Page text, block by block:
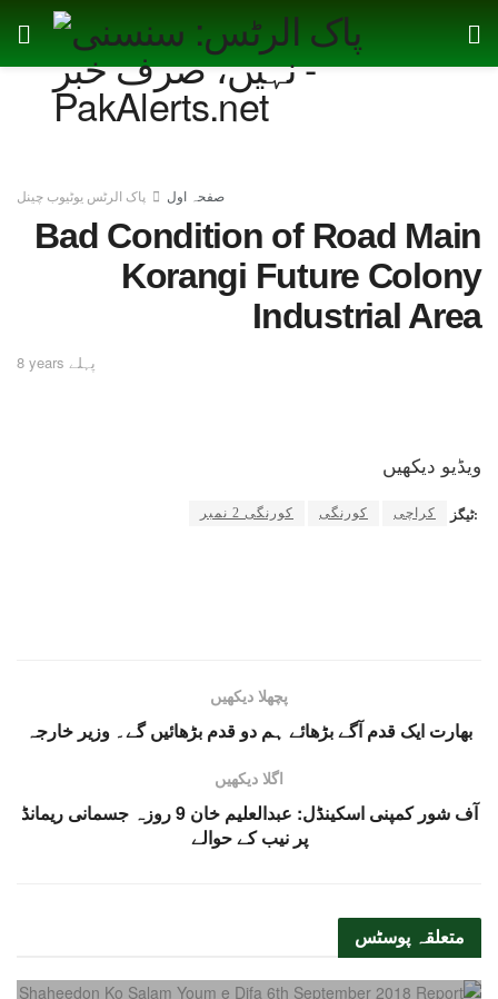
صفحہ اول پاک الرٹس یوٹیوب چینل
Bad Condition of Road Main
Korangi Future Colony
Industrial Area
8 years پہلے
ویڈیو دیکھیں
ٹیگز: کراچی کورنگی کورنگی 2 نمبر
پچھلا دیکھیں
بھارت ایک قدم آگے بڑھائے ہم دو قدم بڑھائیں گے۔ وزیر خارجہ
اگلا دیکھیں
آف شور کمپنی اسکینڈل: عبدالعلیم خان 9 روزہ جسمانی ریمانڈ
پر نیب کے حوالے
متعلقہ پوسٹس